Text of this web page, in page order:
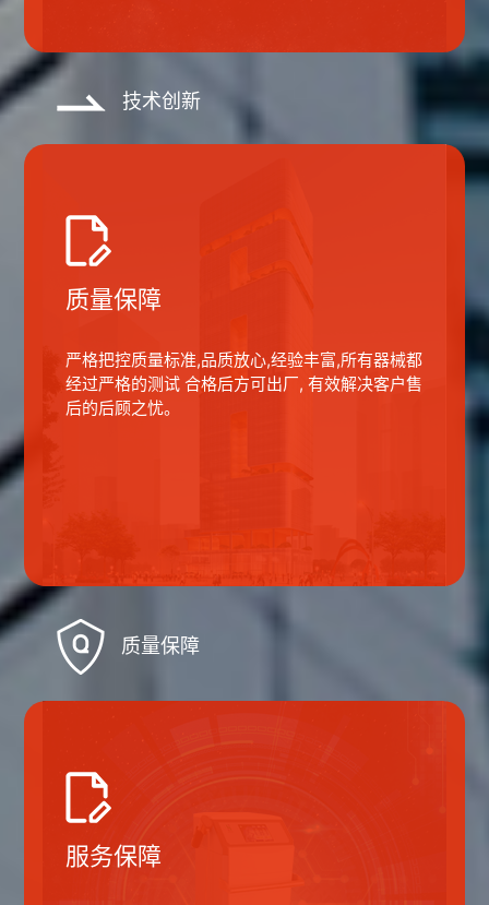
技术创新
质量保障
严格把控质量标准,品质放心,经验丰富,所有器械都
经过严格的测试 合格后方可出厂, 有效解决客户售
后的后顾之忧。
质量保障
服务保障